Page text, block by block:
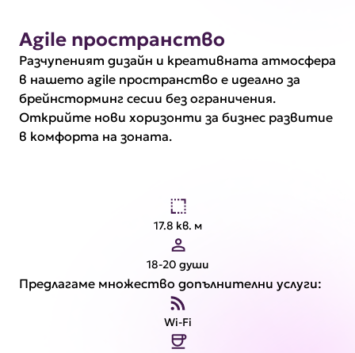
Agile пространство
Разчупеният дизайн и креативната атмосфера
в нашето agile пространство е идеално за
брейнсторминг сесии без ограничения.
Открийте нови хоризонти за бизнес развитие
в комфорта на зоната.
17.8 кв. м
18-20 души
Предлагаме множество допълнителни услуги:
Wi-Fi